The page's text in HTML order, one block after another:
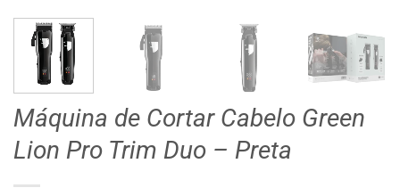
Máquina de Cortar Cabelo Green
Lion Pro Trim Duo – Preta